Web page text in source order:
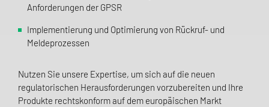
Anforderungen der GPSR
Implementierung und Optimierung von Rückruf- und
Meldeprozessen
Nutzen Sie unsere Expertise, um sich auf die neuen
regulatorischen Herausforderungen vorzubereiten und Ihre
Produkte rechtskonform auf dem europäischen Markt